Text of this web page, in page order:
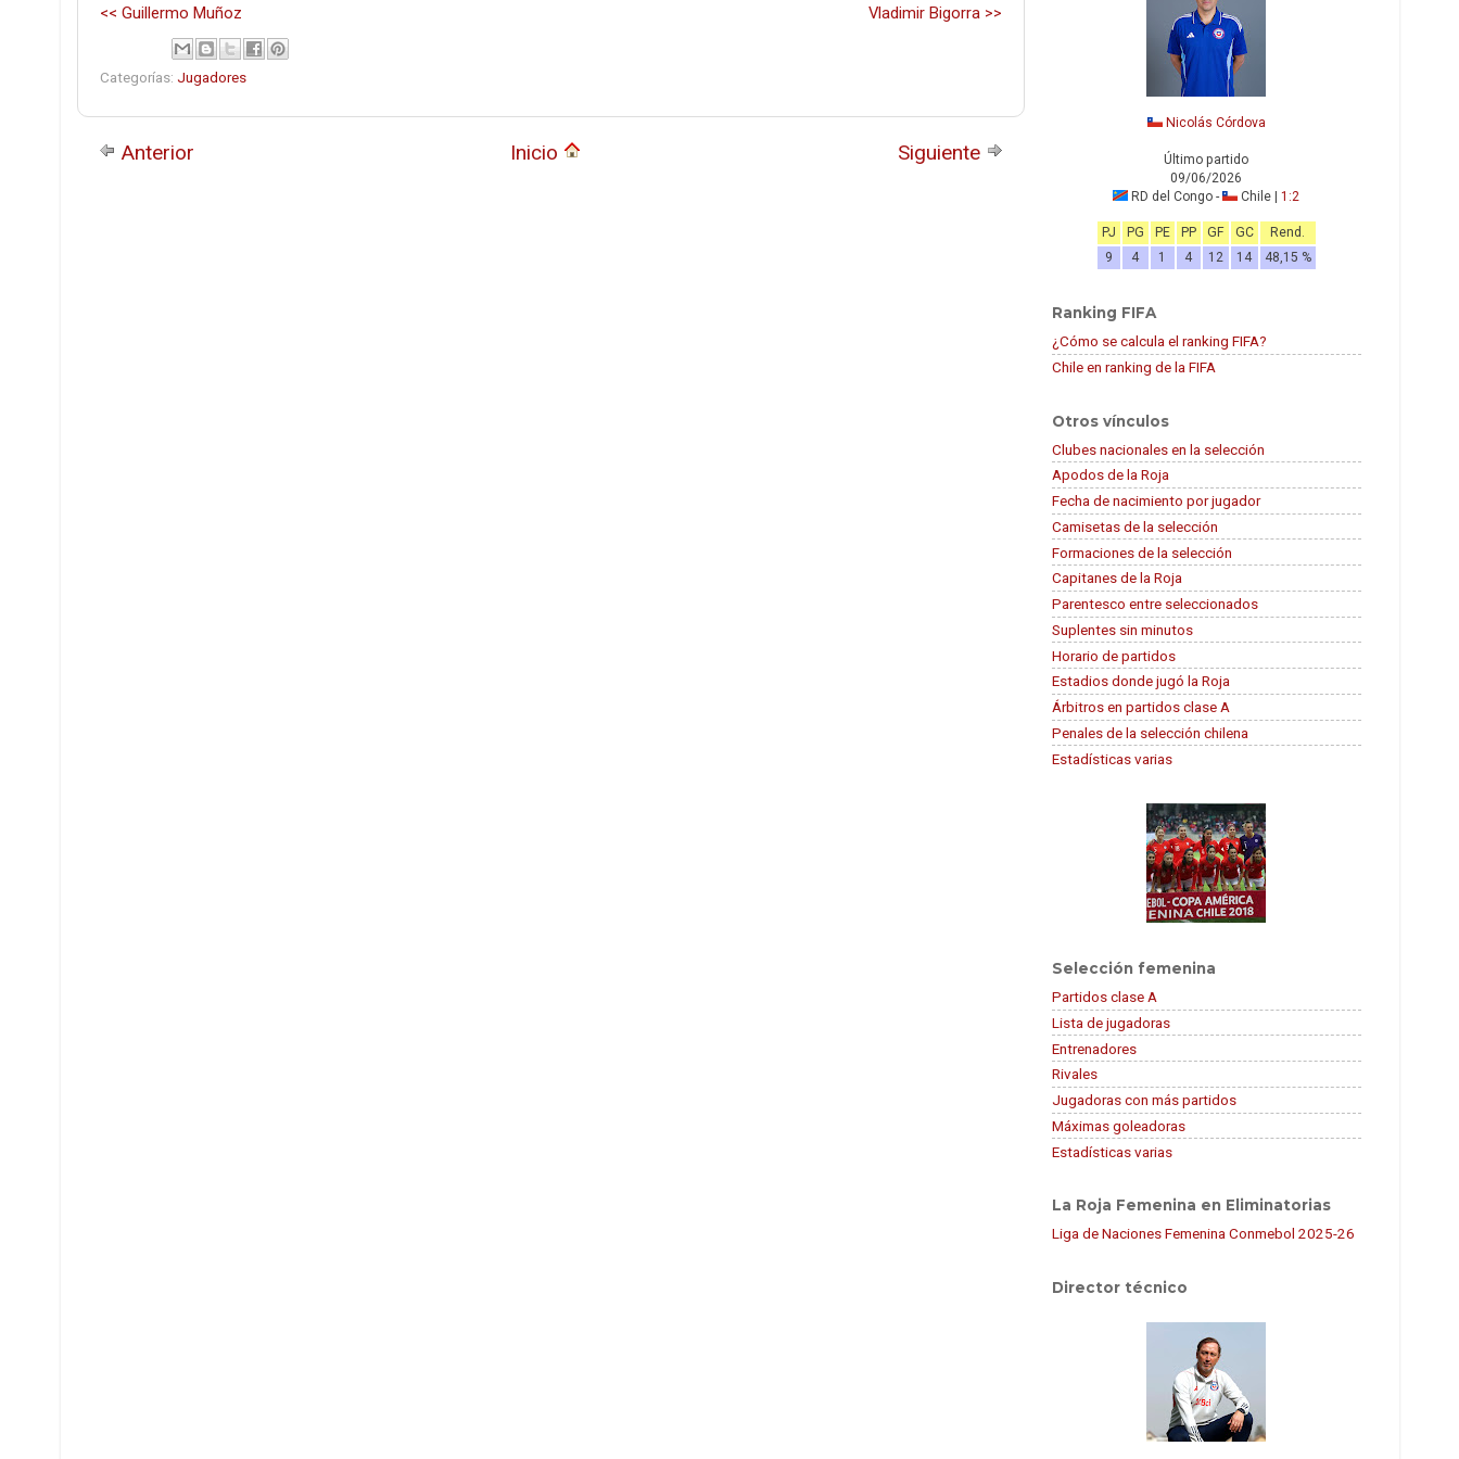
Vladimir Bigorra >>
<< Guillermo Muñoz
Categorías: Jugadores
Siguiente
Anterior Inicio
Nicolás Córdova
Último partido
09/06/2026
RD del Congo -
Chile | 1:2
PJ PG PE PP GF GC
Rend.
9
4 1 4 12 14 48,15 %
Ranking FIFA
¿Cómo se calcula el ranking FIFA?
Chile en ranking de la FIFA
Otros vínculos
Clubes nacionales en la selección
Apodos de la Roja
Fecha de nacimiento por jugador
Camisetas de la selección
Formaciones de la selección
Capitanes de la Roja
Parentesco entre seleccionados
Suplentes sin minutos
Horario de partidos
Estadios donde jugó la Roja
Árbitros en partidos clase A
Penales de la selección chilena
Estadísticas varias
Selección femenina
Partidos clase A
Lista de jugadoras
Entrenadores
Rivales
Jugadoras con más partidos
Máximas goleadoras
Estadísticas varias
La Roja Femenina en Eliminatorias
Liga de Naciones Femenina Conmebol 2025-26
Director técnico